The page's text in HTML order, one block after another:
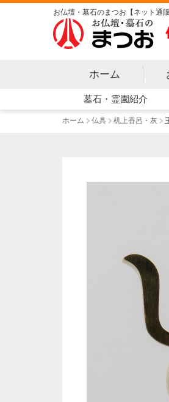
お仏壇・墓石のまつお【ネット通
ホーム
墓石・霊園紹介
ホーム 仏具 机上香呂・灰